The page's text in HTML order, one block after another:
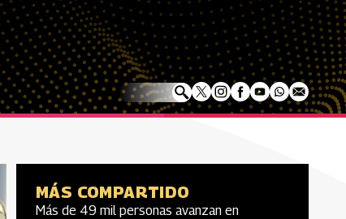
MÁS COMPARTIDO
Más de 49 mil personas avanzan en